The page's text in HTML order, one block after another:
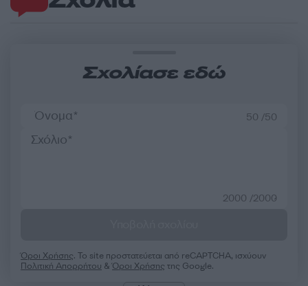
Σχολίασε εδώ
50 /50
2000 /2000
Όροι Χρήσης. Το site προστατεύεται από reCAPTCHA, ισχύουν
Πολιτική Απορρήτου &Όροι Χρήσης της Google.